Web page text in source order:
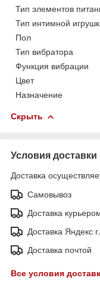
Тип элементов
Тип интимной
Пол
Тип вибратора
Функция вибрации
Цвет
Назначение
Скрыть
Условия доставки
Доставка
Самовывоз
Доставка
Доставка Яндекс
Доставка почтой
Все условия